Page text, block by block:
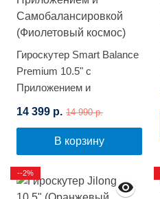
Гироскутер Smart Balance
Premium 10.5" с
Приложением и
(Фиолетовый космос)
14 399 р. 14 990 р.
В корзину
--2%